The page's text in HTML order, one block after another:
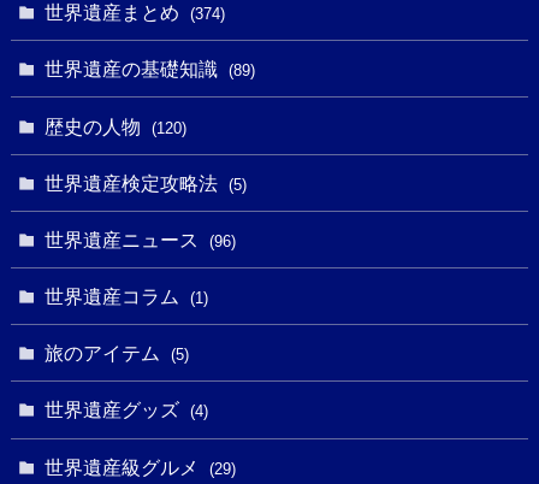
(5)
(43)
(4)
(32)
(13)
(2)
(1)
(6)
(1)
(27)
(10)
(4)
(9)
(3)
(5)
世界遺産まとめ (374)
世界遺産の基礎知識 (89)
歴史の人物 (120)
世界遺産検定攻略法 (5)
世界遺産ニュース (96)
世界遺産コラム (1)
旅のアイテム (5)
世界遺産グッズ (4)
世界遺産級グルメ (29)